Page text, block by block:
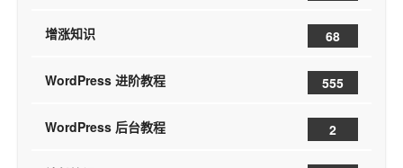
增涨知识 68
WordPress 进阶教程 555
WordPress 后台教程 2